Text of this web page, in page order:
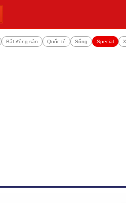
Bất động sản Quốc tế Sống Special